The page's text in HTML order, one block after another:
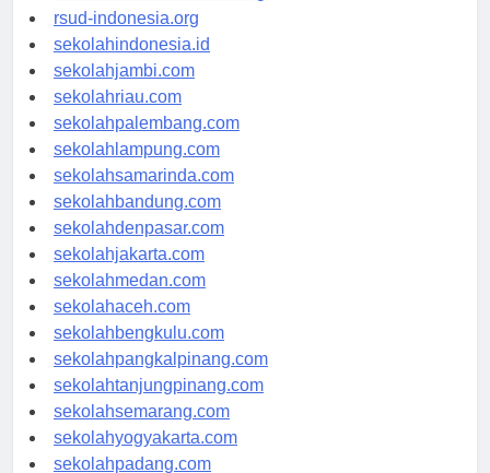
rsudkisaran-asahankab.org
rsud-indonesia.org
sekolahindonesia.id
sekolahjambi.com
sekolahriau.com
sekolahpalembang.com
sekolahlampung.com
sekolahsamarinda.com
sekolahbandung.com
sekolahdenpasar.com
sekolahjakarta.com
sekolahmedan.com
sekolahaceh.com
sekolahbengkulu.com
sekolahpangkalpinang.com
sekolahtanjungpinang.com
sekolahsemarang.com
sekolahyogyakarta.com